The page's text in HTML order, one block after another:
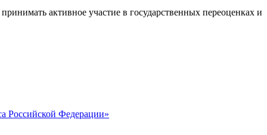
активное участие в государственных переоценках и
Российской Федерации»